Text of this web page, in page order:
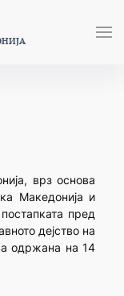
врз основа
Македонија и
пред
дејство на
одржана на 14